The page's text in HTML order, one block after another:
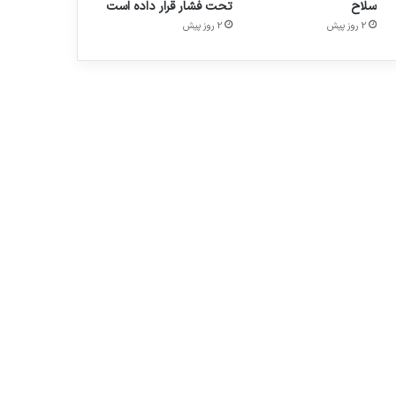
سلاح
2 روز پیش
تحت فشار قرار داده است
2 روز پیش